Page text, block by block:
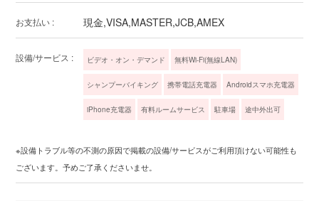
お支払い : 現金,VISA,MASTER,JCB,AMEX
設備/サービス : ビデオ・オン・デマンド 無料Wi-Fi(無線LAN)
シャンプーバイキング 携帯電話充電器 Androidスマホ充電器
iPhone充電器 有料ルームサービス 駐車場 途中外出可
※設備トラブル等の不測の原因で掲載の設備/サービスがご利用頂けない可能性も
ございます。予めご了承くださいませ。